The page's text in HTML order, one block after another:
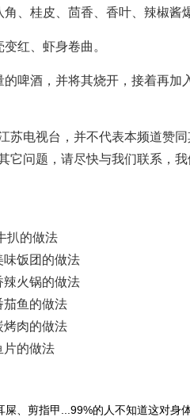
桂皮、茴香、香叶、辣椒酱爆
红、虾身卷曲。
酒，并将其烧开，接着再加
苏电视台，并不代表本频道赞
它问题，请尽快与我们联系，
扒的做法
味饭团的做法
辣火锅的做法
茄鱼的做法
烤肉的做法
片的做法
屎、剪指甲...99%的人不知道这对身